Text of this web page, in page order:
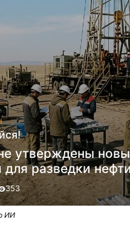
утверждены
для разведки
353
ИИ